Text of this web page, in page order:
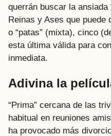
querrán buscar la ansiada
Reinas y Ases que puede
o “patas” (mixta), cinco
esta última válida para
inmediata.
Adivina la
“Prima” cercana de las
habitual en reuniones
ha provocado más